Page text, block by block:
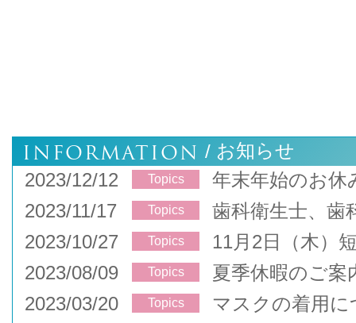
INFORMATION / お知らせ
2023/12/12
Topics
年末年始のお休
2023/11/17
Topics
歯科衛生士、歯
2023/10/27
Topics
11月2日（木）
2023/08/09
Topics
夏季休暇のご案
2023/03/20
Topics
マスクの着用に